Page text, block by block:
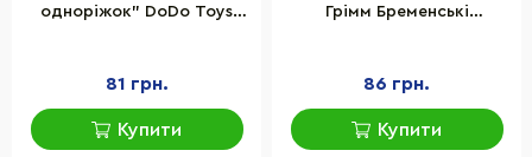
одноріжок" DoDo Toys
81 грн.
Купити
Грімм Бременські
86 грн.
Купити